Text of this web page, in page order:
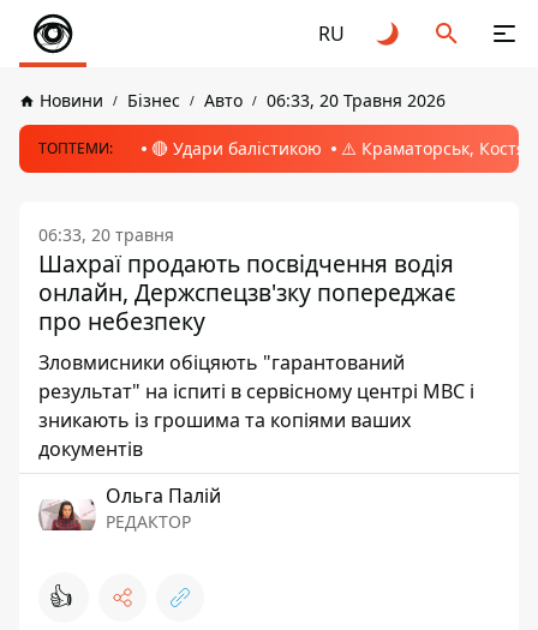
RU
Новини Бізнес Авто 06:33, 20 Травня 2026
ТОПТЕМИ: 🔴 Удари балістикою ⚠️ Краматорськ,
06:33, 20 травня
Шахраї продають посвідчення водія
онлайн, Держспецзв'зку попереджає
про небезпеку
Зловмисники обіцяють "гарантований
результат" на іспиті в сервісному центрі МВС і
зникають із грошима та копіями ваших
документів
Ольга Палій
РЕДАКТОР
👍